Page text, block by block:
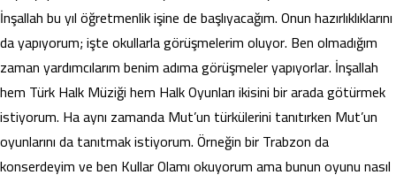
İnşallah bu yıl öğretmenlik işine de başlıyacağım. Onun hazırlıklıklarını
da yapıyorum; işte okullarla görüşmelerim oluyor. Ben olmadığım
zaman yardımcılarım benim adıma görüşmeler yapıyorlar. İnşallah
hem Türk Halk Müziği hem Halk Oyunları ikisini bir arada götürmek
istiyorum. Ha aynı zamanda Mut’un türkülerini tanıtırken Mut’un
oyunlarını da tanıtmak istiyorum. Örneğin bir Trabzon da
konserdeyim ve ben Kullar Olamı okuyorum ama bunun oyunu nasıl